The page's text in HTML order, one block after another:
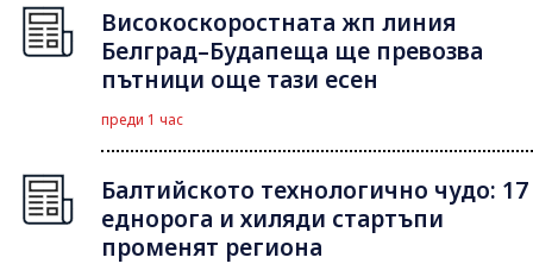
Високоскоростната жп линия
Белград–Будапеща ще превозва
пътници още тази есен
преди 1 час
Балтийското технологично чудо: 17
еднорога и хиляди стартъпи
променят региона